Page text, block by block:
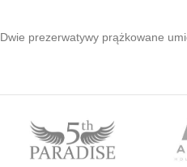
Dwie prezerwatywy prążkowane